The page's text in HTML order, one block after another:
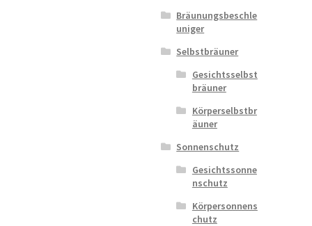
Bräunungsbeschle
uniger
Selbstbräuner
Gesichtsselbst
bräuner
Körperselbstbr
äuner
Sonnenschutz
Gesichtssonne
nschutz
Körpersonnens
chutz